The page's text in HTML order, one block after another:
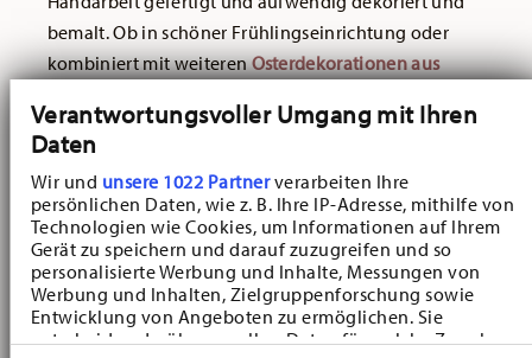
Verantwortungsvoller Umgang mit Ihren
Daten
Wir und unsere 1022 Partnerverarbeiten Ihre
persönlichen Daten, wie z. B. Ihre IP-Adresse, mithilfe von
Technologien wie Cookies, um Informationen auf Ihrem
Gerät zu speichern und darauf zuzugreifen und so
personalisierte Werbung und Inhalte, Messungen von
Werbung und Inhalten, Zielgruppenforschung sowie
Entwicklung von Angeboten zu ermöglichen. Sie
entscheiden darüber, wer Ihre Daten für welche Zwecke
bemalt. Ob in schöner Frühlingseinrichtung oder
kombiniert mit weiterenOsterdekorationen aus
edlem,hochwertigem Porzellanschaffen verspielte
Akzente in Ihrem Zuhause.
Osterfiguren aus Porzellan: für den
Frühlingszauber auf dem gedeckten
Tisch
Welche Tiere könnten mehr für den Frühling stehen
als ein Hase, eine Gans und ein Ferkel? Das